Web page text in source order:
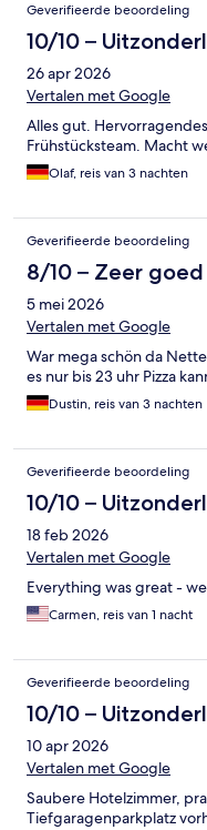
Geverifieerde beoordeling
10/10 –
26 apr 2026
Vertalen met Google
Alles gut.
Frühstücksteam. Macht
Olaf, reis van 3 nachten
Geverifieerde beoordeling
8/10 – Zeer goed
5 mei 2026
Vertalen met Google
War mega schön da
es nur bis 23 uhr Pizza
Dustin, reis van 3 nachten
Geverifieerde beoordeling
10/10 –
18 feb 2026
Vertalen met Google
Everything was great -
Carmen, reis van 1 nacht
Geverifieerde beoordeling
10/10 –
10 apr 2026
Vertalen met Google
Saubere Hotelzimmer,
Tiefgaragenparkplatz